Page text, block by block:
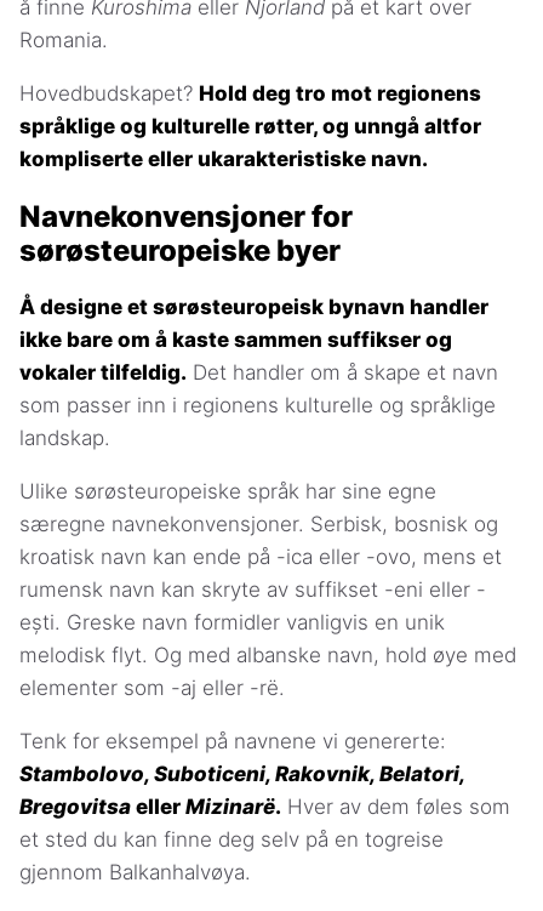
å finne Kuroshima eller Njorland på et kart over
Romania.
Hovedbudskapet? Hold deg tro mot regionens
språklige og kulturelle røtter, og unngå altfor
kompliserte eller ukarakteristiske navn.
Navnekonvensjoner for
sørøsteuropeiske byer
Å designe et sørøsteuropeisk bynavn handler
ikke bare om å kaste sammen suffikser og
vokaler tilfeldig. Det handler om å skape et navn
som passer inn i regionens kulturelle og språklige
landskap.
Ulike sørøsteuropeiske språk har sine egne
særegne navnekonvensjoner. Serbisk, bosnisk og
kroatisk navn kan ende på -ica eller -ovo, mens et
rumensk navn kan skryte av suffikset -eni eller -
ești. Greske navn formidler vanligvis en unik
melodisk flyt. Og med albanske navn, hold øye med
elementer som -aj eller -rë.
Tenk for eksempel på navnene vi genererte:
Stambolovo, Suboticeni, Rakovnik, Belatori,
Bregovitsa eller Mizinarë. Hver av dem føles som
et sted du kan finne deg selv på en togreise
gjennom Balkanhalvøya.